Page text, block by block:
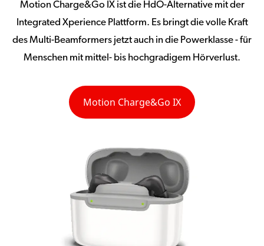
Motion Charge&Go IX ist die HdO-Alternative mit der
Integrated Xperience Plattform. Es bringt die volle Kraft
des Multi-Beamformers jetzt auch in die Powerklasse - für
Menschen mit mittel- bis hochgradigem Hörverlust.
Motion Charge&Go IX